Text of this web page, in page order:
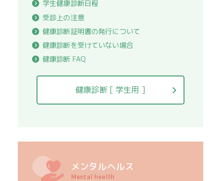
学生健康診断日程
受診上の注意
健康診断証明書の発行について
健康診断を受けていない場合
健康診断 FAQ
健康診断 [ 学生用 ]
メンタルヘルス
Mental health